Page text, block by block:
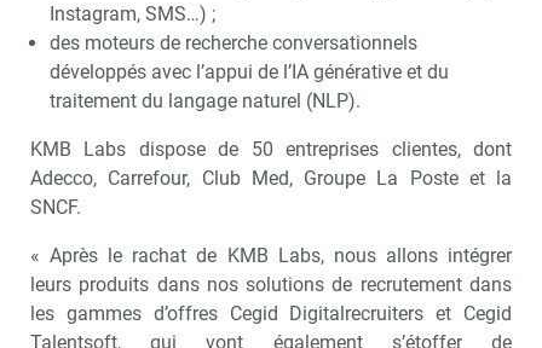
Instagram, SMS…) ;
des moteurs de recherche conversationnels
développés avec l’appui de l’IA générative et du
traitement du langage naturel (NLP).
KMB Labs dispose de 50 entreprises clientes, dont
Adecco, Carrefour, Club Med, Groupe La Poste et la
SNCF.
« Après le rachat de KMB Labs, nous allons intégrer
leurs produits dans nos solutions de recrutement dans
les gammes d’offres Cegid Digitalrecruiters et Cegid
Talentsoft, qui vont également s’étoffer de